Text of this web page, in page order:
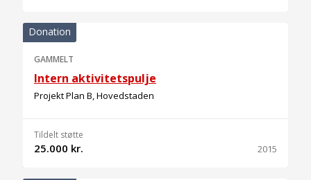
Donation
GAMMELT
Intern aktivitetspulje
Projekt Plan B, Hovedstaden
Tildelt støtte
25.000 kr. 2015